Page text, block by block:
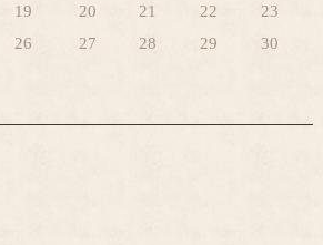
19 20 21 22
23
26 27 28 29
30